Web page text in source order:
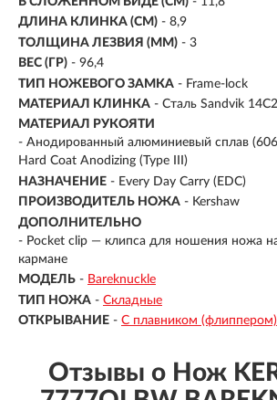
ДЛИНА КЛИНКА (СМ) - 8,9
ТОЛЩИНА ЛЕЗВИЯ (ММ) - 3
ВЕС (ГР) - 96,4
ТИП НОЖЕВОГО ЗАМКА - Frame-lock
МАТЕРИАЛ КЛИНКА - Сталь Sandvik
МАТЕРИАЛ РУКОЯТИ
- Анодированный алюминиевый сплав
Hard Coat Anodizing (Type III)
НАЗНАЧЕНИЕ - Every Day Carry (EDC)
ПРОИЗВОДИТЕЛЬ НОЖА - Kershaw
ДОПОЛНИТЕЛЬНО
- Pocket clip — клипса для ношения ножа
кармане
МОДЕЛЬ - Bareknuckle
ТИП НОЖА - Складные
ОТКРЫВАНИЕ - С плавником (флиппером)
Отзывы о Нож